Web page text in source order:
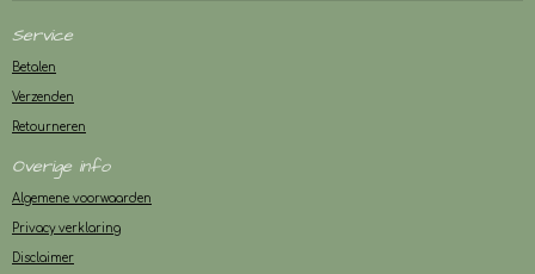
Service
Betalen
Verzenden
Retourneren
Overige info
Algemene voorwaarden
Privacy verklaring
Disclaimer